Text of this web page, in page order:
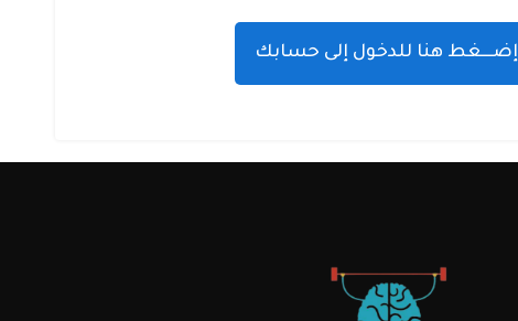
إضـــغط هنا للدخول إلى حسابك